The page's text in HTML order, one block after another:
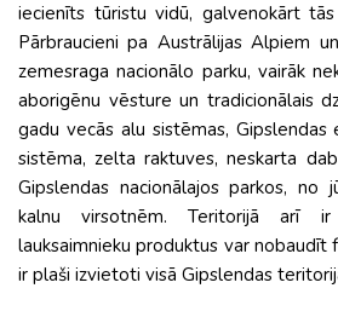
iecienīts tūristu vidū, galvenokārt
Pārbraucieni pa Austrālijas Alpiem
zemesraga nacionālo parku, vairāk
aborigēnu vēsture un tradicionālais
gadu vecās alu sistēmas, Gipslendas
sistēma, zelta raktuves, neskarta
Gipslendas nacionālajos parkos, no
kalnu virsotnēm. Teritorijā arī
lauksaimnieku produktus var nobaudīt
ir plaši izvietoti visā Gipslendas